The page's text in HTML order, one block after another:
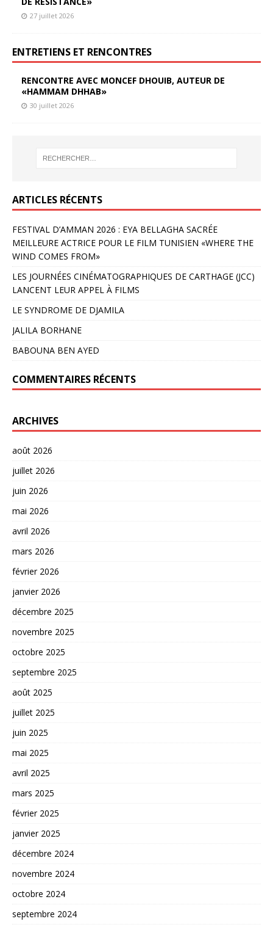
27 juillet 2026
ENTRETIENS ET RENCONTRES
RENCONTRE AVEC MONCEF DHOUIB, AUTEUR DE
«HAMMAM DHHAB»
30 juillet 2026
ARTICLES RÉCENTS
FESTIVAL D’AMMAN 2026 : EYA BELLAGHA SACRÉE
MEILLEURE ACTRICE POUR LE FILM TUNISIEN «WHERE THE
WIND COMES FROM»
LES JOURNÉES CINÉMATOGRAPHIQUES DE CARTHAGE (JCC)
LANCENT LEUR APPEL À FILMS
LE SYNDROME DE DJAMILA
JALILA BORHANE
BABOUNA BEN AYED
COMMENTAIRES RÉCENTS
ARCHIVES
août 2026
juillet 2026
juin 2026
mai 2026
avril 2026
mars 2026
février 2026
janvier 2026
décembre 2025
novembre 2025
octobre 2025
septembre 2025
août 2025
juillet 2025
juin 2025
mai 2025
avril 2025
mars 2025
février 2025
janvier 2025
décembre 2024
novembre 2024
octobre 2024
septembre 2024